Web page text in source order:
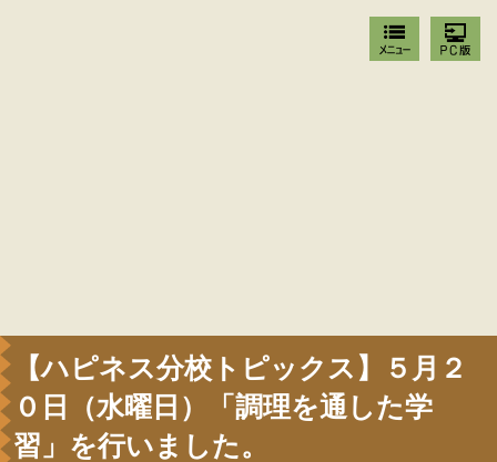
【ハピネス分校トピックス】５月２
０日（水曜日）「調理を通した学
習」を行いました。